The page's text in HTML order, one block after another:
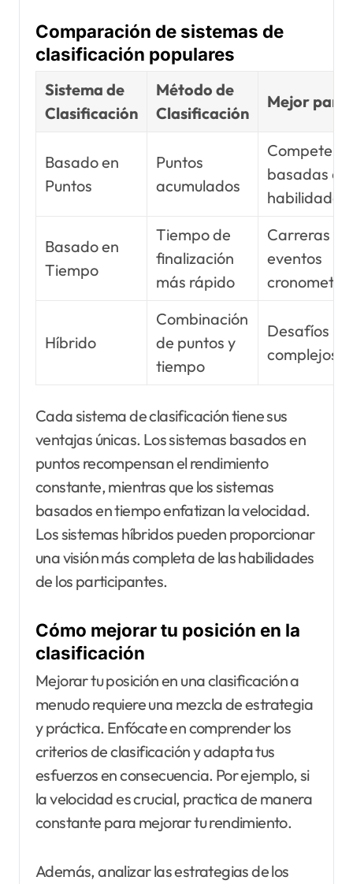
Comparación de sistemas de
clasificación populares
Sistema de
Clasificación
Método de
Clasificación
Mejor para
Basado en
Puntos
Puntos
acumulados
basadas en
habilidades
Basado en
Tiempo
Tiempo de
finalización
más rápido
Carreras y
eventos
Híbrido
Combinación
de puntos y
tiempo
Desafíos
complejos
Cada sistema de clasificación tiene sus
ventajas únicas. Los sistemas basados en
puntos recompensan el rendimiento
constante, mientras que los sistemas
basados en tiempo enfatizan la velocidad.
Los sistemas híbridos pueden proporcionar
una visión más completa de las habilidades
de los participantes.
Cómo mejorar tu posición en la
clasificación
Mejorar tu posición en una clasificación a
menudo requiere una mezcla de estrategia
y práctica. Enfócate en comprender los
criterios de clasificación y adapta tus
esfuerzos en consecuencia. Por ejemplo, si
la velocidad es crucial, practica de manera
constante para mejorar tu rendimiento.
Además, analizar las estrategias de los